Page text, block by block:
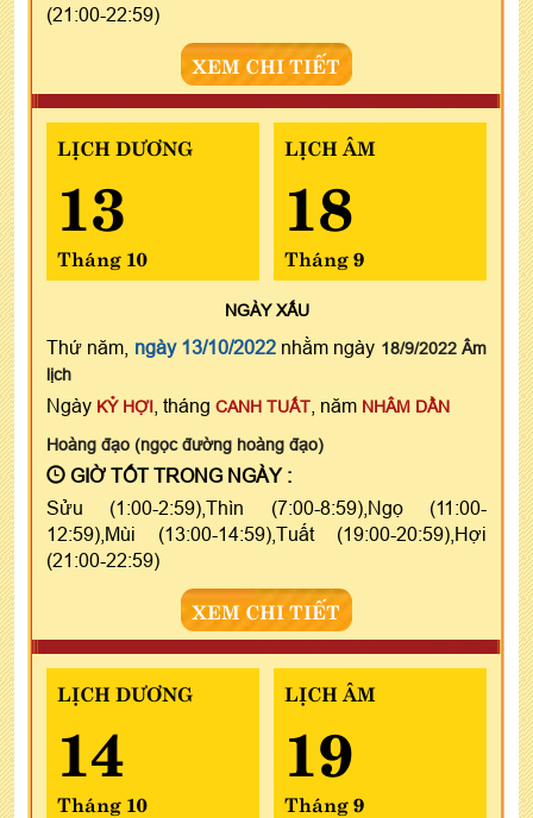
(21:00-22:59)
XEM CHI TIẾT
LỊCH DƯƠNG
13
Tháng 10
LỊCH ÂM
18
Tháng 9
NGÀYXẤU
Thứ năm, ngày 13/10/2022nhằm ngày 18/9/2022 Âm
lịch
Ngày KỶ HỢI , tháng CANH TUẤT , năm NHÂM DẦN
Hoàng đạo (ngọc đường hoàng đạo)
GIỜ TỐT TRONG NGÀY :
Sửu (1:00-2:59),Thìn (7:00-8:59),Ngọ (11:00-
12:59),Mùi (13:00-14:59),Tuất (19:00-20:59),Hợi
(21:00-22:59)
XEM CHI TIẾT
LỊCH DƯƠNG
14
Tháng 10
LỊCH ÂM
19
Tháng 9